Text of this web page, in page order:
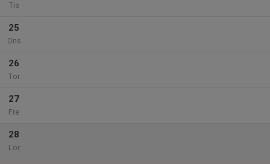
Tis
25
Ons
26
Tor
27
Fre
28
Lör